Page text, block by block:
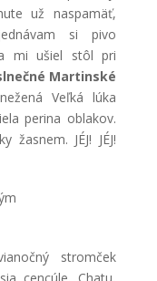
už naspamäť,
si pivo
mi ušiel stôl pri
Martinské
Veľká lúka
perina oblakov.
JÉJ! JÉJ!
stromček